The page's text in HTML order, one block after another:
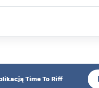
Time To Riff